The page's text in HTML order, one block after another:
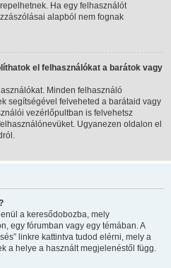
Ha egy felhasználót
alapból nem fognak
el felhasználókat a barátok vagy
Minden felhasználó
segítségével felveheted a barátaid vagy
vezérlőpultban is felvehetsz
Ugyanezen oldalon el
a keresődobozba, mely
egy fórumban vagy egy témában. A
linkre kattintva tudod elérni, mely a
a helye a használt megjelenéstől függ.